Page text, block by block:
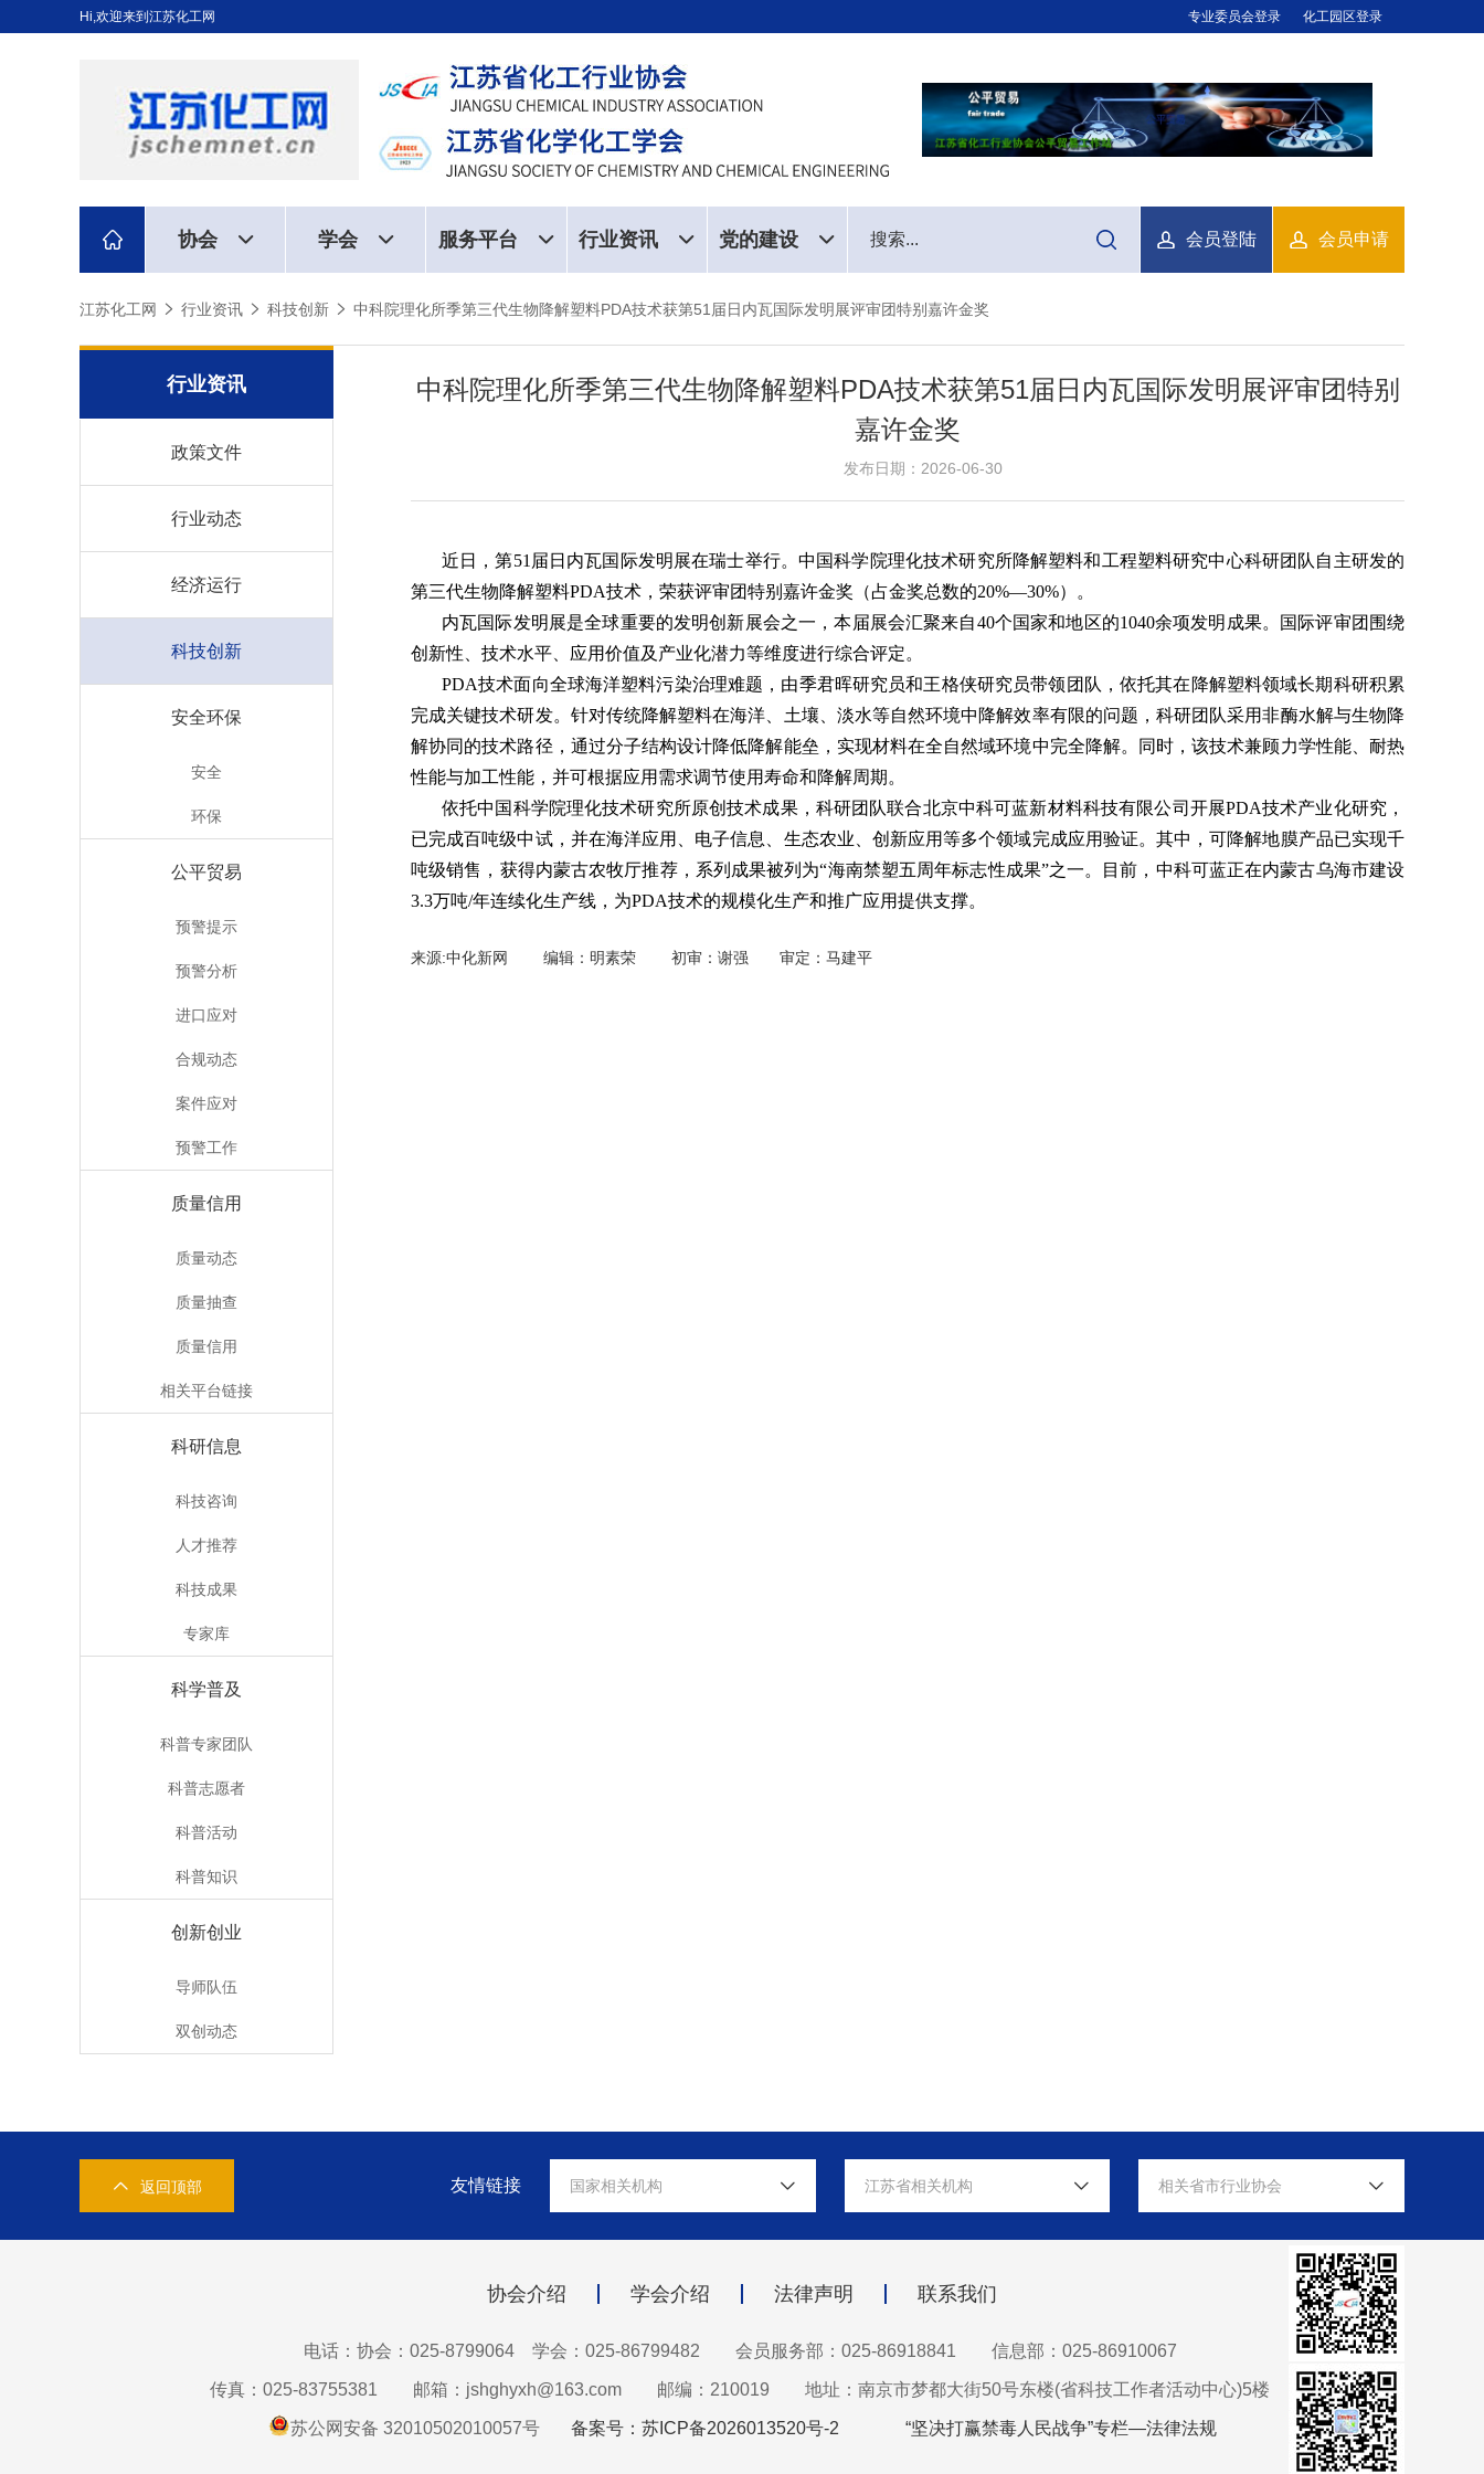
Hi,欢迎来到江苏化工网 化工园区登录
专业委员会登录
协会 学会 服务平台 行业资讯 党的建设 会员登陆 会员申请
江苏化工网 行业资讯 科技创新 中科院理化所季第三代生物降解塑料PDA技术获第51届日内瓦国际发明展评审团特别嘉许金奖
行业资讯
政策文件
行业动态
经济运行
科技创新
安全环保
安全
环保
公平贸易
预警提示
预警分析
进口应对
合规动态
案件应对
预警工作
质量信用
质量动态
质量抽查
质量信用
相关平台链接
科研信息
科技咨询
人才推荐
科技成果
专家库
科学普及
科普专家团队
科普志愿者
科普活动
科普知识
创新创业
导师队伍
双创动态
中科院理化所季第三代生物降解塑料PDA技术获第51届日内瓦国际发明展评审团特别
嘉许金奖
发布日期：2026-06-30
近日，第51届日内瓦国际发明展在瑞士举行。中国科学院理化技术研究所降解塑料和工程塑料研究中心科研团队自主研发的
第三代生物降解塑料PDA技术，荣获评审团特别嘉许金奖（占金奖总数的20%—30%）。
内瓦国际发明展是全球重要的发明创新展会之一，本届展会汇聚来自40个国家和地区的1040余项发明成果。国际评审团围绕
创新性、技术水平、应用价值及产业化潜力等维度进行综合评定。
PDA技术面向全球海洋塑料污染治理难题，由季君晖研究员和王格侠研究员带领团队，依托其在降解塑料领域长期科研积累
完成关键技术研发。针对传统降解塑料在海洋、土壤、淡水等自然环境中降解效率有限的问题，科研团队采用非酶水解与生物降
解协同的技术路径，通过分子结构设计降低降解能垒，实现材料在全自然域环境中完全降解。同时，该技术兼顾力学性能、耐热
性能与加工性能，并可根据应用需求调节使用寿命和降解周期。
依托中国科学院理化技术研究所原创技术成果，科研团队联合北京中科可蓝新材料科技有限公司开展PDA技术产业化研究，
已完成百吨级中试，并在海洋应用、电子信息、生态农业、创新应用等多个领域完成应用验证。其中，可降解地膜产品已实现千
吨级销售，获得内蒙古农牧厅推荐，系列成果被列为“海南禁塑五周年标志性成果”之一。目前，中科可蓝正在内蒙古乌海市建设
3.3万吨/年连续化生产线，为PDA技术的规模化生产和推广应用提供支撑。
来源:中化新网 编辑：明素荣 初审：谢强 审定：马建平
返回顶部 友情链接 国家相关机构 江苏省相关机构 相关省市行业协会
协会介绍 学会介绍 法律声明 联系我们
电话：协会：025-8799064 学会：025-86799482 会员服务部：025-86918841 信息部：025-86910067
传真：025-83755381 邮箱：jshghyxh@163.com 邮编：210019 地址：南京市梦都大街50号东楼(省科技工作者活动中心)5楼
苏公网安备 32010502010057号 备案号：苏ICP备2026013520号-2 “坚决打赢禁毒人民战争”专栏—法律法规